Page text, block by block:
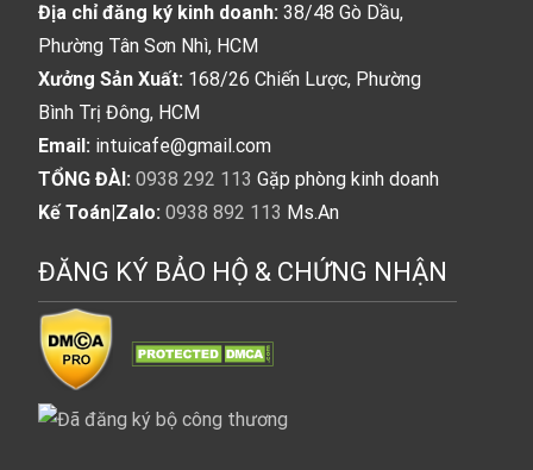
Địa chỉ đăng ký kinh doanh: 38/48 Gò Dầu,
Phường Tân Sơn Nhì, HCM
Xưởng Sản Xuất: 168/26 Chiến Lược, Phường
Bình Trị Đông, HCM
Email: intuicafe@gmail.com
TỔNG ĐÀI: 0938 292 113 Gặp phòng kinh doanh
Kế Toán|Zalo: 0938 892 113 Ms.An
ĐĂNG KÝ BẢO HỘ & CHỨNG NHẬN